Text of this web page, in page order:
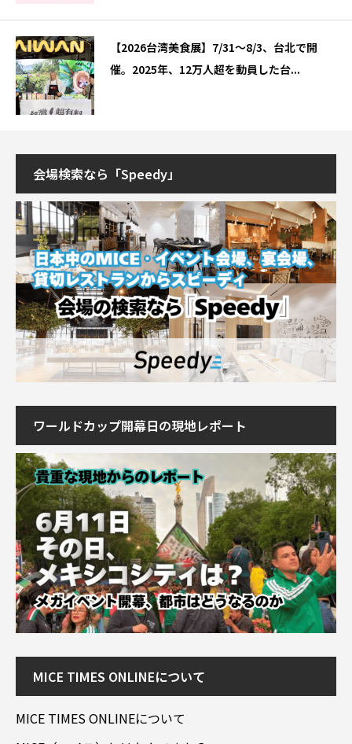
【2026台湾美食展】7/31～8/3、台北で開
催。2025年、12万人超を動員した台...
会場検索なら「Speedy」
ワールドカップ開幕日の現地レポート
MICE TIMES ONLINEについて
MICE TIMES ONLINEについて